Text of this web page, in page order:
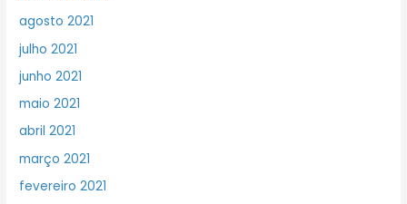
agosto 2021
julho 2021
junho 2021
maio 2021
abril 2021
março 2021
fevereiro 2021